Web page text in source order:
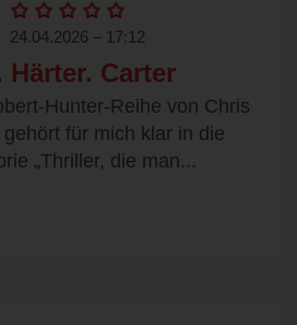
24.04.2026 – 17:12
Härter. Carter
Hunter-Reihe von Chris
gehört für mich klar in die
„Thriller, die man...